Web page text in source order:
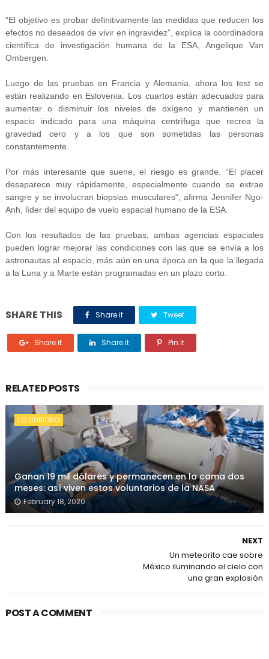
“El objetivo es probar definitivamente las medidas que reducen los
efectos no deseados de vivir en ingravidez”, explica la coordinadora
científica de investigación humana de la ESA, Angelique Van
Ombergen.
Luego de las pruebas en Francia y Alemania, ahora los test se
están realizando en Eslovenia. Los cuartos están adecuados para
aumentar o disminuir los niveles de oxígeno y mantienen un
espacio indicado para una máquina centrífuga que recrea la
gravedad cero y a los que son sometidas las personas
constantemente.
Por más interesante que suene, el riesgo es grande. “El placer
desaparece muy rápidamente, especialmente cuando se extrae
sangre y se involucran biopsias musculares", afirma Jennifer Ngo-
Anh, líder del equipo de vuelo espacial humano de la ESA.
Con los resultados de las pruebas, ambas agencias espaciales
pueden lograr mejorar las condiciones con las que se envía a los
astronautas al espacio, más aún en una época en la que la llegada
a la Luna y a Marte están programadas en un plazo corto.
SHARE THIS Share it Tweet
Share it Share it Pin it
RELATED POSTS
LO CURIOSO
Ganan 19 mil dólares y permanecen en la cama dos
meses: así viven estos voluntarios de la NASA
February 18, 2020
NEXT
Un meteorito cae sobre
México iluminando el cielo con
una gran explosión
POST A COMMENT